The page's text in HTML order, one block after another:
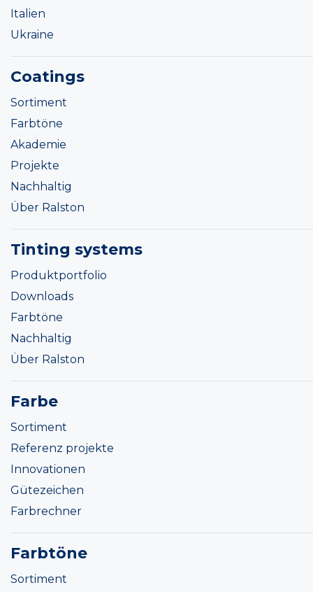
Italien
Ukraine
Coatings
Sortiment
Farbtöne
Akademie
Projekte
Nachhaltig
Über Ralston
Tinting systems
Produktportfolio
Downloads
Farbtöne
Nachhaltig
Über Ralston
Farbe
Sortiment
Referenz projekte
Innovationen
Gütezeichen
Farbrechner
Farbtöne
Sortiment